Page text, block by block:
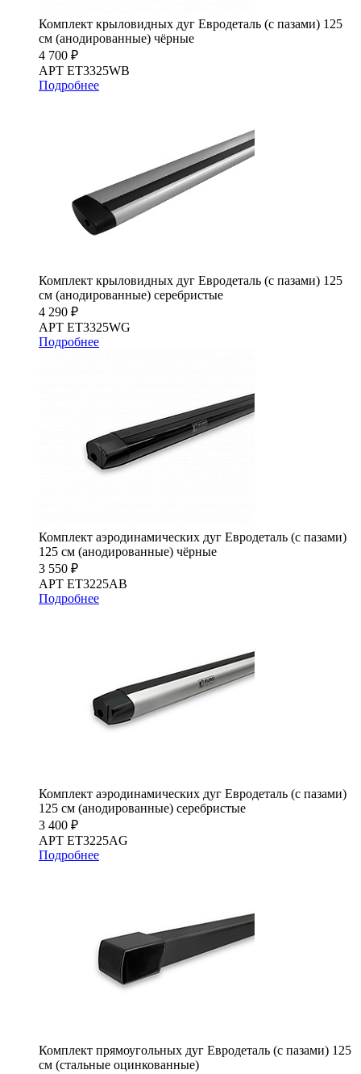
Комплект крыловидных дуг Евродеталь (с пазами) 125
см (анодированные) чёрные
4 700 ₽
АРТ ET3325WB
Подробнее
Комплект крыловидных дуг Евродеталь (с пазами) 125
см (анодированные) серебристые
4 290 ₽
АРТ ET3325WG
Подробнее
Комплект аэродинамических дуг Евродеталь (с пазами)
125 см (анодированные) чёрные
3 550 ₽
АРТ ET3225AB
Подробнее
Комплект аэродинамических дуг Евродеталь (с пазами)
125 см (анодированные) серебристые
3 400 ₽
АРТ ET3225AG
Подробнее
Комплект прямоугольных дуг Евродеталь (с пазами) 125
см (стальные оцинкованные)